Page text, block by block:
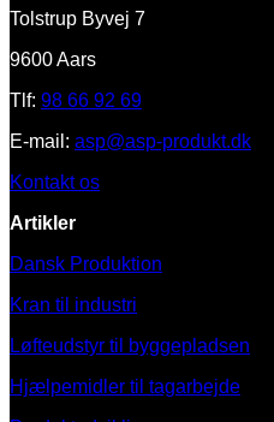
Tolstrup Byvej 7
9600 Aars
Tlf: 98 66 92 69
E-mail: asp@asp-produkt.dk
Kontakt os
Artikler
Dansk Produktion
Kran til industri
Løfteudstyr til byggepladsen
Hjælpemidler til tagarbejde